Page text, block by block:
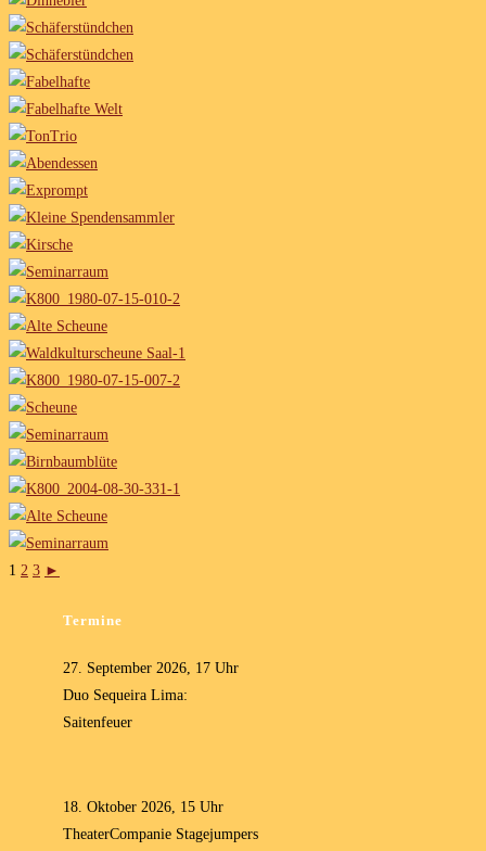
1 2 3 ►
Termine
27. September 2026, 17 Uhr
Duo Sequeira Lima:
Saitenfeuer
18. Oktober 2026, 15 Uhr
TheaterCompanie Stagejumpers